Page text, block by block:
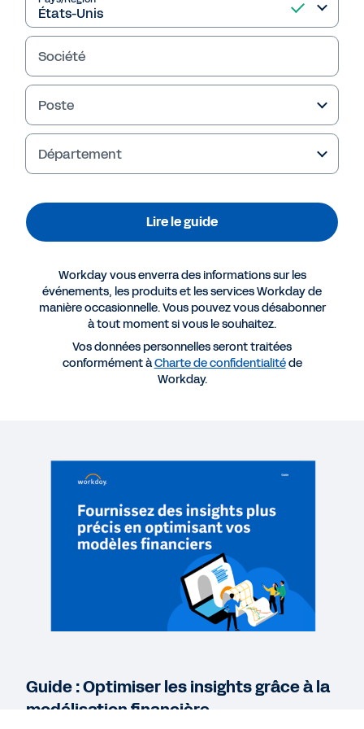
Plus de ressources
Guide : Optimiser les insights grâce à la
modélisation financière
Identifier les 5 conséquences indésirables de la
planification statique
RAPPORT
BARC The Planning Survey 21 (en anglais)
Voir plus de ressources
Société
Poste
Département
Lire le guide
Workday vous enverra des informations sur les
événements, les produits et les services Workday de
manière occasionnelle. Vous pouvez vous désabonner
à tout moment si vous le souhaitez.
Vos données personnelles seront traitées
conformément àCharte de confidentialitéde
Workday.
Guide : Optimiser les insights grâce à la
modélisation financière